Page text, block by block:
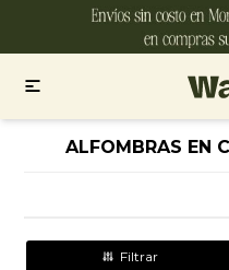

ALFOMBRAS EN